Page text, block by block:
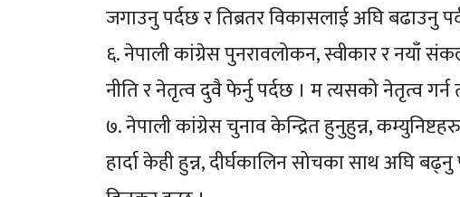
जगाउनु पर्दछ र तिब्रतर विकासलाई अघि बढाउनु
६. नेपाली कांग्रेस पुनरावलोकन, स्वीकार र नयाँ
नीति र नेतृत्व दुवै फेर्नु पर्दछ । म त्यसको नेतृत्व गर्न
७. नेपाली कांग्रेस चुनाव केन्द्रित हुनुहुन्न,
हार्दा केही हुन्न, दीर्घकालिन सोचका साथ अघि बढ्नु